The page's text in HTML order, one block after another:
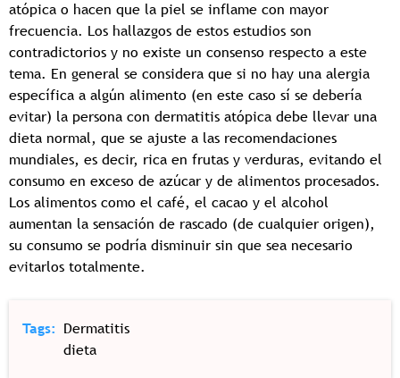
atópica o hacen que la piel se inflame con mayor
frecuencia. Los hallazgos de estos estudios son
contradictorios y no existe un consenso respecto a este
tema. En general se considera que si no hay una alergia
específica a algún alimento (en este caso sí se debería
evitar) la persona con dermatitis atópica debe llevar una
dieta normal, que se ajuste a las recomendaciones
mundiales, es decir, rica en frutas y verduras, evitando el
consumo en exceso de azúcar y de alimentos procesados.
Los alimentos como el café, el cacao y el alcohol
aumentan la sensación de rascado (de cualquier origen),
su consumo se podría disminuir sin que sea necesario
evitarlos totalmente.
Tags
Dermatitis
dieta